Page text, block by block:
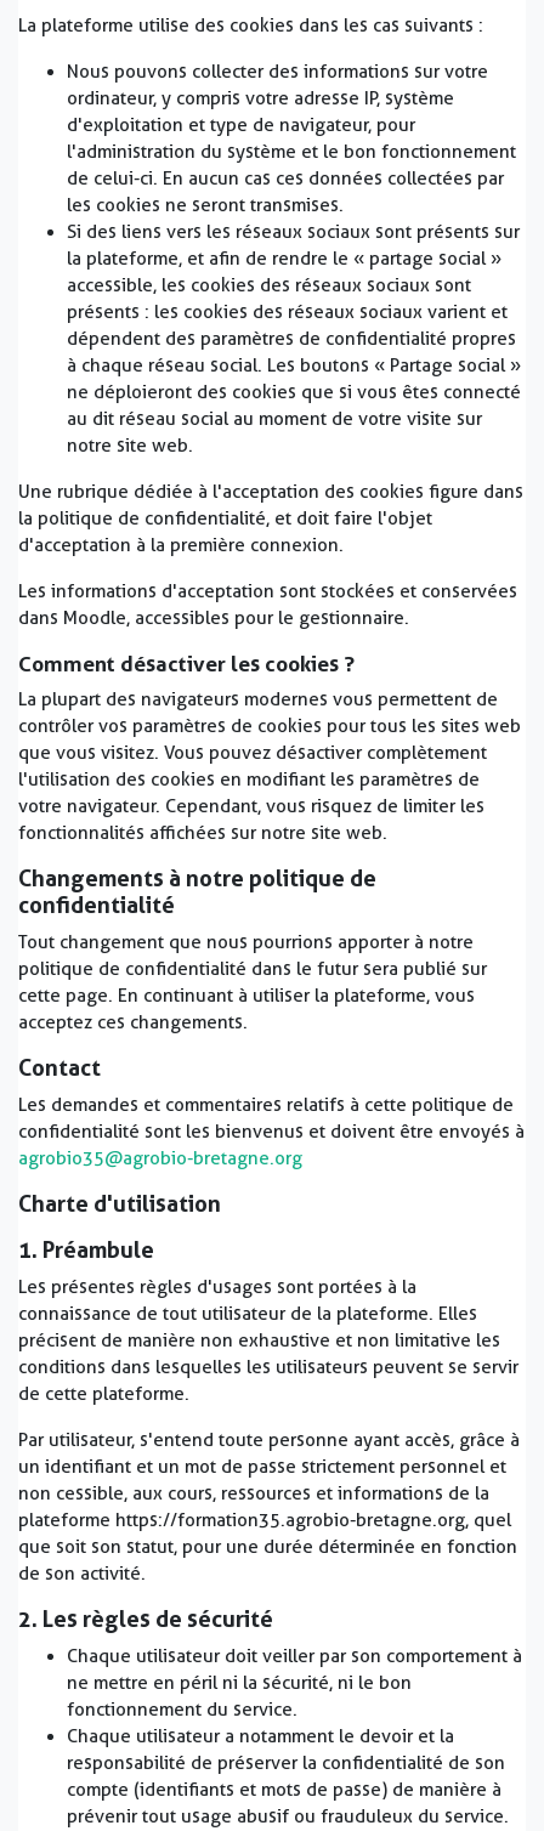
La plateforme utilise des cookies dans les cas suivants :
Nous pouvons collecter des informations sur votre
ordinateur, y compris votre adresse IP, système
d'exploitation et type de navigateur, pour
l'administration du système et le bon fonctionnement
de celui-ci. En aucun cas ces données collectées par
les cookies ne seront transmises.
Si des liens vers les réseaux sociaux sont présents sur
la plateforme, et afin de rendre le « partage social »
accessible, les cookies des réseaux sociaux sont
présents : les cookies des réseaux sociaux varient et
dépendent des paramètres de confidentialité propres
à chaque réseau social. Les boutons « Partage social »
ne déploieront des cookies que si vous êtes connecté
au dit réseau social au moment de votre visite sur
notre site web.
Une rubrique dédiée à l'acceptation des cookies figure dans
la politique de confidentialité, et doit faire l'objet
d'acceptation à la première connexion.
Les informations d'acceptation sont stockées et conservées
dans Moodle, accessibles pour le gestionnaire.
Comment désactiver les cookies ?
La plupart des navigateurs modernes vous permettent de
contrôler vos paramètres de cookies pour tous les sites web
que vous visitez. Vous pouvez désactiver complètement
l'utilisation des cookies en modifiant les paramètres de
votre navigateur. Cependant, vous risquez de limiter les
fonctionnalités affichées sur notre site web.
Changements à notre politique de
confidentialité
Tout changement que nous pourrions apporter à notre
politique de confidentialité dans le futur sera publié sur
cette page. En continuant à utiliser la plateforme, vous
acceptez ces changements.
Contact
Les demandes et commentaires relatifs à cette politique de
confidentialité sont les bienvenus et doivent être envoyés à
agrobio35@agrobio-bretagne.org
Charte d'utilisation
1. Préambule
Les présentes règles d'usages sont portées à la
connaissance de tout utilisateur de la plateforme. Elles
précisent de manière non exhaustive et non limitative les
conditions dans lesquelles les utilisateurs peuvent se servir
de cette plateforme.
Par utilisateur, s'entend toute personne ayant accès, grâce à
un identifiant et un mot de passe strictement personnel et
non cessible, aux cours, ressources et informations de la
plateforme https://formation35.agrobio-bretagne.org, quel
que soit son statut, pour une durée déterminée en fonction
de son activité.
2. Les règles de sécurité
Chaque utilisateur doit veiller par son comportement à
ne mettre en péril ni la sécurité, ni le bon
fonctionnement du service.
Chaque utilisateur a notamment le devoir et la
responsabilité de préserver la confidentialité de son
compte (identifiants et mots de passe) de manière à
prévenir tout usage abusif ou frauduleux du service.